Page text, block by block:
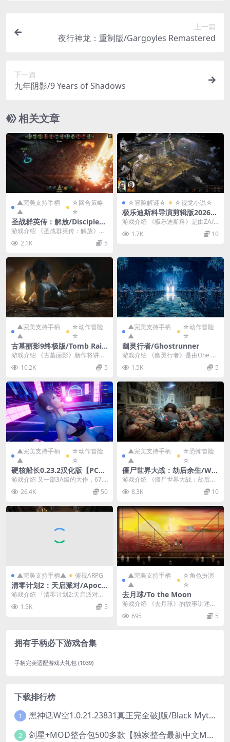
上一篇
夜行神龙：重制版/Gargoyles Remastered
下一篇
九年阴影/9 Years of Shadows
相关文章
▲完美支持手柄
▲
☆回合策略
☆
圣战群英传：解放/Disciples:
Liberation
游戏介绍 《圣战群英传：解放》是
品。解放纳文达大陆...
2.1K 5
☆冒险解谜☆ ☆视觉小说☆
极乐迪斯科导演剪辑版202607
01/Disco Elysium - The Fina
游戏介绍 《极乐迪斯科》是由ZA/U
M制作发行一款奇幻都市设定下，
极具开创性的硬...
1.7K 10
▲完美支持手柄
▲
☆动作冒险
☆
古墓丽影9终极版/Tomb Raid
er Definitive Edition
游戏介绍 《古墓丽影》新作将讲述
劳拉的首次冒险之旅，主角劳拉·克
劳馥的年龄被设定...
10.2K 5
▲完美支持手柄
▲
☆动作冒险
☆
幽灵行者/Ghostrunner
游戏介绍 《幽灵行者》是由One M
1.5K 5
▲完美支持手柄
▲
☆动作冒险
☆
硬核船长0.23.2汉化版【PC+3
D大型互动SLG/支持VR/变装/
道具/沙盒】/Captain Hardc
ore【67.5G】
游戏介绍 又一部3A级的大作，67.5
G，你没看错，就是这么大，安装
包+游戏需要...
26.4K 50
▲完美支持手柄
▲
☆恐怖冒险
☆
僵尸世界大战：劫后余生/Wo
rld War Z: Aftermath
游戏介绍 《僵尸世界大战：劫后余
生》是一款制作精良的合作类僵尸
射击游戏，也是对《...
8.3K 10
▲完美支持手柄▲ 俯视ARPG
清零计划2：天启派对/Apocal
ypse Party
游戏介绍 「清零计划2:天启派对」
是一款3D俯视角动作Roguelike游
戏.它...
1.5K 5
▲完美支持手柄
▲
☆角色扮演
☆
去月球/To the Moon
游戏介绍 《去月球》的故事讲述
是，一个博士专门为弥留之际的人
们完成最后的心愿，而...
695 5
拥有手柄必下游戏合集
手柄完美适配游戏大礼包 (1039)
下载排行榜
1 黑神话W空1.0.21.23831真正完全破J版/Black Myth Wukong Ver1.0.21.23831
2 剑星+MOD整合包500多款【独家整合最新中文MOD管理器+可直连N网下载2000+MOD+集成CNS一键换肤】/Stellar Blade MOD Ver2026.5.18